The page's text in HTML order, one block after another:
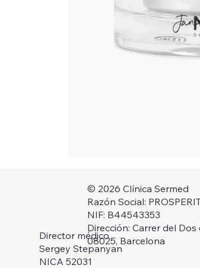
Director médico
Sergey Stepanyan
NICA 52031
© 2026 Clínica Sermed
Razón Social:
NIF: B44543353
Dirección: Carrer del Dos
08025, Barcelona